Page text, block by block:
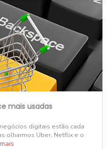
mais usadas
digitais estão cada
olharmos Uber, Netflix e o
mais